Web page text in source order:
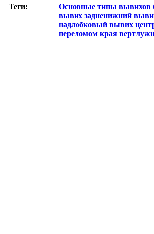
Теги: Основные типы вывихов
вывих задненижний
надлобковый вывих
переломом края